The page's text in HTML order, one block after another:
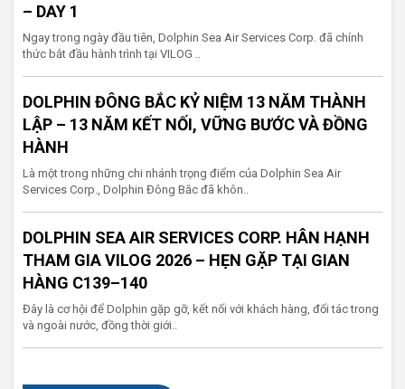
– DAY 1
Ngay trong ngày đầu tiên, Dolphin Sea Air Services Corp. đã chính
thức bắt đầu hành trình tại VILOG ..
DOLPHIN ĐÔNG BẮC KỶ NIỆM 13 NĂM THÀNH
LẬP – 13 NĂM KẾT NỐI, VỮNG BƯỚC VÀ ĐỒNG
HÀNH
Là một trong những chi nhánh trọng điểm của Dolphin Sea Air
Services Corp., Dolphin Đông Bắc đã khôn..
DOLPHIN SEA AIR SERVICES CORP. HÂN HẠNH
THAM GIA VILOG 2026 – HẸN GẶP TẠI GIAN
HÀNG C139–140
Đây là cơ hội để Dolphin gặp gỡ, kết nối với khách hàng, đối tác trong
và ngoài nước, đồng thời giới..